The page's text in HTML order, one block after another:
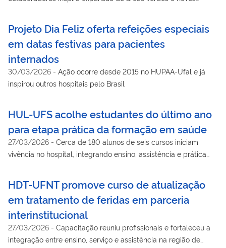
Projeto Dia Feliz oferta refeições especiais
em datas festivas para pacientes
internados
30/03/2026 - Ação ocorre desde 2015 no HUPAA-Ufal e já
inspirou outros hospitais pelo Brasil
HUL-UFS acolhe estudantes do último ano
para etapa prática da formação em saúde
27/03/2026 - Cerca de 180 alunos de seis cursos iniciam
vivência no hospital, integrando ensino, assistência e prática
HDT-UFNT promove curso de atualização
em tratamento de feridas em parceria
interinstitucional
27/03/2026 - Capacitação reuniu profissionais e fortaleceu a
integração entre ensino, serviço e assistência na região de